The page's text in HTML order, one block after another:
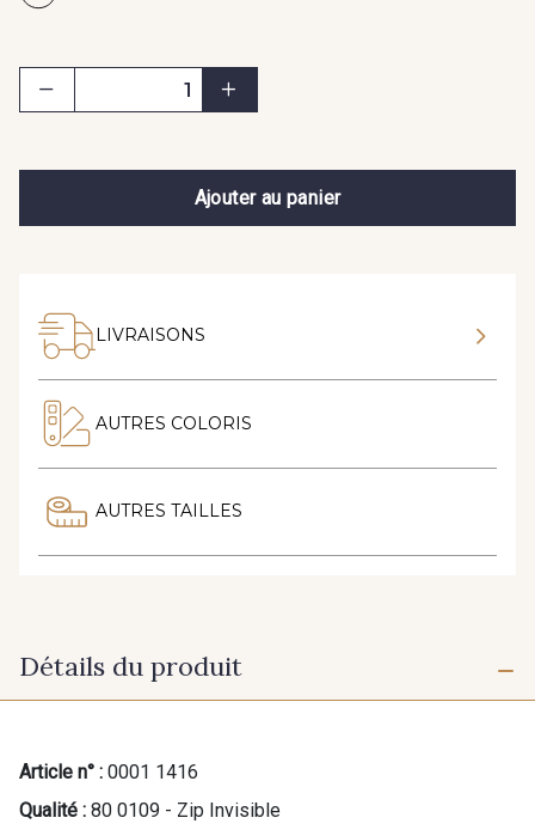
Ajouter au panier
LIVRAISONS
AUTRES COLORIS
AUTRES TAILLES
Détails du produit
Article n° : 0001 1416
Qualité : 80 0109 - Zip Invisible